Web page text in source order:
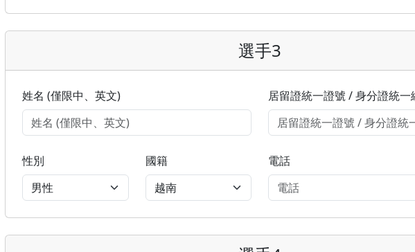
選手3
姓名 (僅限中、英文) 居留證統一證號 / 身分證統一
性別 國籍 電話